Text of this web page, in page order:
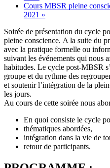
Cours MBSR pleine
2021 »
Soirée de présentation du cycle
pleine conscience. A la suite du
avec la pratique formelle ou
suivant les événements qui nous
habitudes. Le cycle post-MBSR
groupe et du rythme des
et soutenir l’intégration de la
les jours.
Au cours de cette soirée nous
En quoi consiste le cycle
thématiques abordées,
intégration dans la vie de
retour de participants.